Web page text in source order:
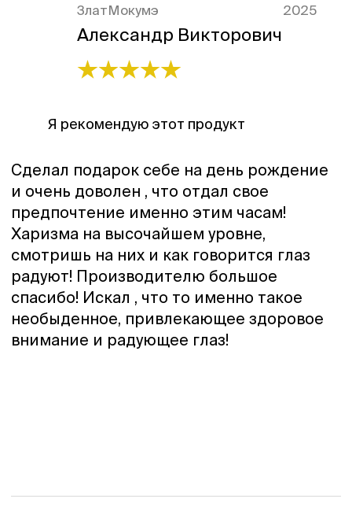
ЗлатМокумэ
Александр Викторович
2025
Я рекомендую этот продукт
Сделал подарок себе на день рождение
и очень доволен , что отдал свое
предпочтение именно этим часам!
Харизма на высочайшем уровне,
смотришь на них и как говорится глаз
радуют! Производителю большое
спасибо! Искал , что то именно такое
необыденное, привлекающее здоровое
внимание и радующее глаз!